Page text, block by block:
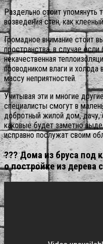
Раздельно стоит упомянуть
возведения стен, как
Громадное внимание стоит
пространства, в случае
некачественная
проводником влаги и
массу неприятностей.
Учитывая эти и многие
специалисты смогут в
добротный жилой дом, дачу,
каковые будет заметно
исправно послужат своим
??? Дома из бруса под
о постройке из дерева